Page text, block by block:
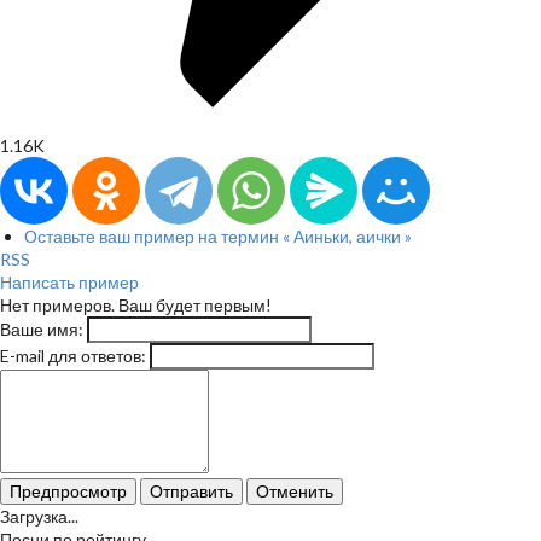
1.16K
Оставьте ваш пример на термин « Аиньки, аички »
RSS
Написать пример
Нет примеров. Ваш будет первым!
Ваше имя:
E-mail для ответов:
Предпросмотр Отправить Отменить
Загрузка...